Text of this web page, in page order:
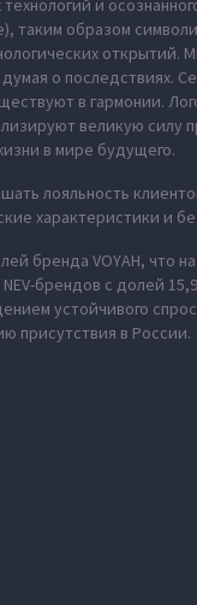
и
таким образом
открытий.
о последствиях.
в гармонии.
великую силу
в мире будущего.
лояльность
характеристики и
бренда VOYAH, что
брендов с долей
устойчивого
присутствия в России.